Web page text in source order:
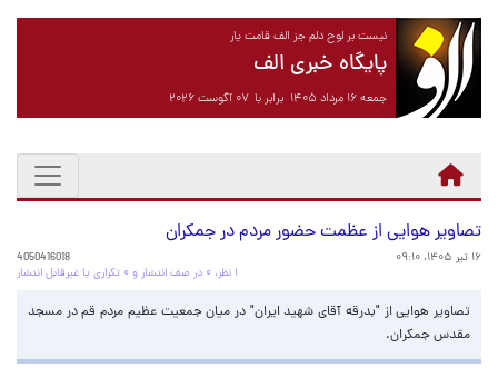
نیست بر لوح دلم جز الف قامت یار
پایگاه خبری الف
جمعه ۱۶ مرداد ۱۴۰۵ برابر با ۰۷ آگوست ۲۰۲۶
تصاویر هوایی از عظمت حضور مردم در جمکران
۱۶ تیر ۱۴۰۵، ۰۹:۱۰
4050416018
۱ نظر، ۰ در صف انتشار و ۰ تکراری یا غیرقابل انتشار
تصاویر هوایی از "بدرقه آقای شهید ایران" در میان جمعیت عظیم مردم قم در مسجد
مقدس جمکران.